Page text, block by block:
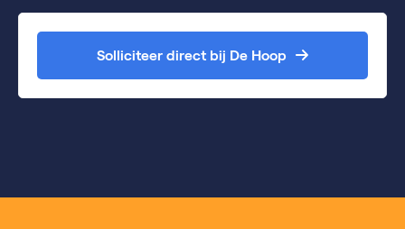
Solliciteer direct bij De Hoop